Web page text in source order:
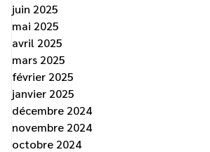
juin 2025
mai 2025
avril 2025
mars 2025
février 2025
janvier 2025
décembre 2024
novembre 2024
octobre 2024